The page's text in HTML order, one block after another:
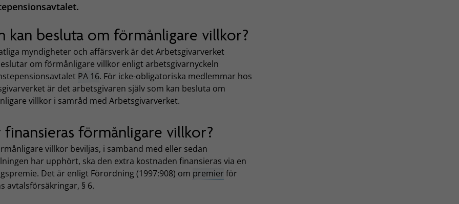
kan besluta om förmånligare villkor?
myndigheter och affärsverk är det Arbetsgivarverket
om förmånligare villkor enligt arbetsgivarnyckeln
PA 16. För icke-obligatoriska medlemmar hos
är det arbetsgivaren själv som kan besluta om
villkor i samråd med Arbetsgivarverket.
finansieras förmånligare villkor?
villkor beviljas, i samband med eller sedan
har upphört, ska den extra kostnaden finansieras via en
Det är enligt Förordning (1997:908) om premier för
avtalsförsäkringar, § 6.